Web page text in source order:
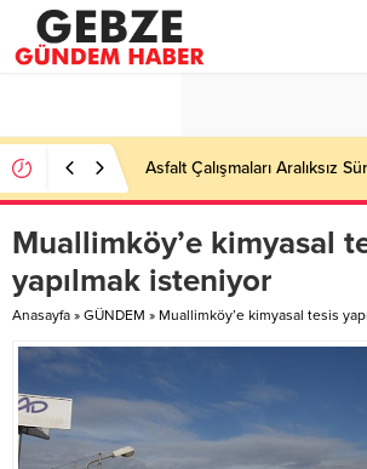
Asfalt Çalışmaları Aralıksız
Muallimköy’e kimyasal
yapılmak isteniyor
Anasayfa » GÜNDEM » Muallimköy’e kimyasal tesis